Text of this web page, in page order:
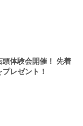
体験会開催！ 先着
レゼント！